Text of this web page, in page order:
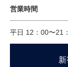
営業時間
平日 12：00〜21